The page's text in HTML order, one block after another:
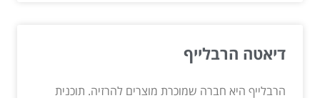
דיאטה הרבלייף
הרבלייף היא חברה שמוכרת מוצרים להרזיה. תוכנית